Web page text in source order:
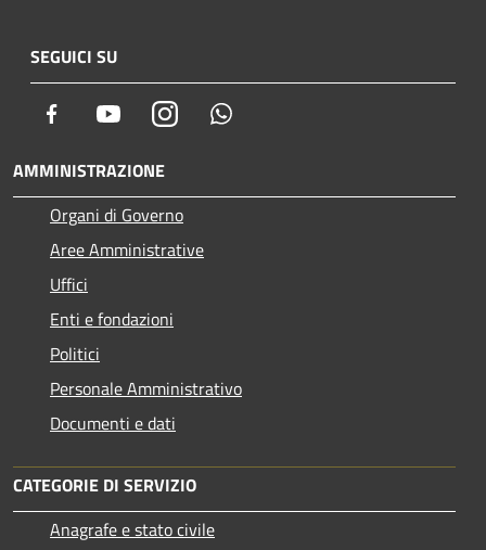
SEGUICI SU
Facebook YoutubeInstagram
AMMINISTRAZIONE
Organi di Governo
Aree Amministrative
Uffici
Enti e fondazioni
Politici
Personale Amministrativo
Documenti e dati
CATEGORIE DI SERVIZIO
Anagrafe e stato civile